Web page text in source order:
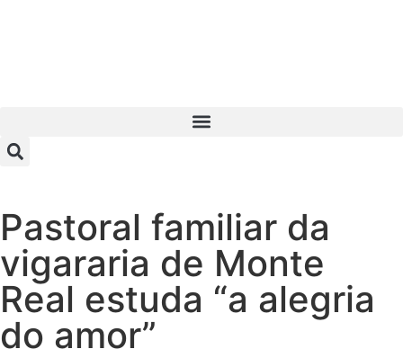
Pastoral familiar da
vigararia de Monte
Real estuda “a alegria
do amor”